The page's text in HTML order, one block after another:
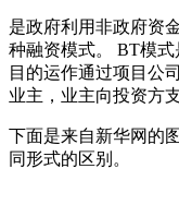
是政府利用非政府资
种融资模式。 BT模
目的运作通过项目公
业主，业主向投资方
下面是来自新华网的
同形式的区别。